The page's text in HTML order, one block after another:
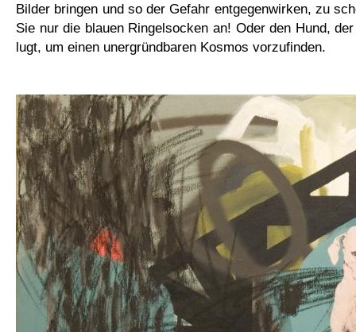
Bilder bringen und so der Gefahr entgegenwirken, zu
Sie nur die blauen Ringelsocken an! Oder den Hund,
lugt, um einen unergründbaren Kosmos vorzufinden.